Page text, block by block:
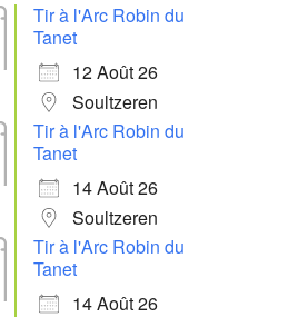
Tir à l'Arc Robin du
Tanet
12 Août 26
Soultzeren
Tir à l'Arc Robin du
Tanet
14 Août 26
Soultzeren
Tir à l'Arc Robin du
Tanet
14 Août 26